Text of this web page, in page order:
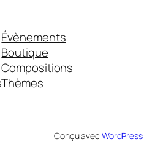
Évènements
Boutique
Compositions
Thèmes
Conçu avec WordPress